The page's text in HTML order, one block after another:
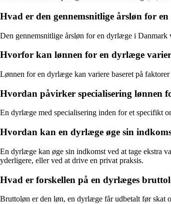
Hvad er den gennemsnitlige årsløn for
Den gennemsnitlige årsløn for en dyrlæge i
Hvorfor kan lønnen for en dyrlæge
Lønnen for en dyrlæge kan variere baseret på
Hvordan påvirker specialisering lønnen
En dyrlæge med specialisering inden for et specifikt
Hvordan kan en dyrlæge øge sin
En dyrlæge kan øge sin indkomst ved at tage ekstra
yderligere, eller ved at drive en privat praksis.
Hvad er forskellen på en dyrlæges
Bruttoløn er den løn, en dyrlæge får udbetalt før skat